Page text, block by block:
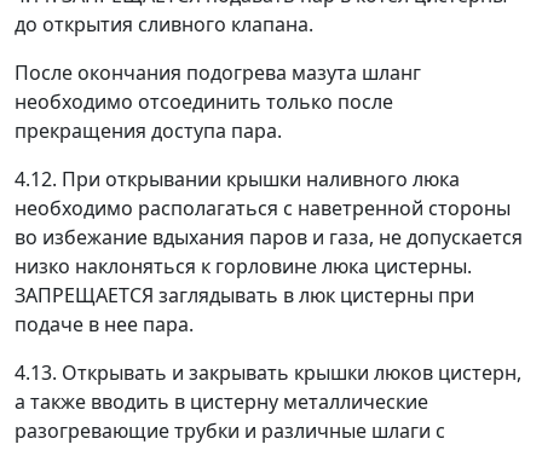
до открытия сливного клапана.
После окончания подогрева мазута шланг
необходимо отсоединить только после
прекращения доступа пара.
4.12. При открывании крышки наливного люка
необходимо располагаться с наветренной стороны
во избежание вдыхания паров и газа, не допускается
низко наклоняться к горловине люка цистерны.
ЗАПРЕЩАЕТСЯ заглядывать в люк цистерны при
подаче в нее пара.
4.13. Открывать и закрывать крышки люков цистерн,
а также вводить в цистерну металлические
разогревающие трубки и различные шлаги с